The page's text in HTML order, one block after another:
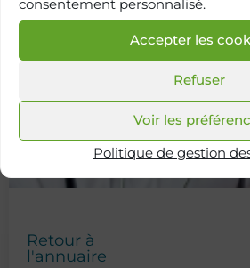
consentement personnalisé.
Accepter les
Refuser
Voir les
Politique de gestion
Retour à
l'annuaire